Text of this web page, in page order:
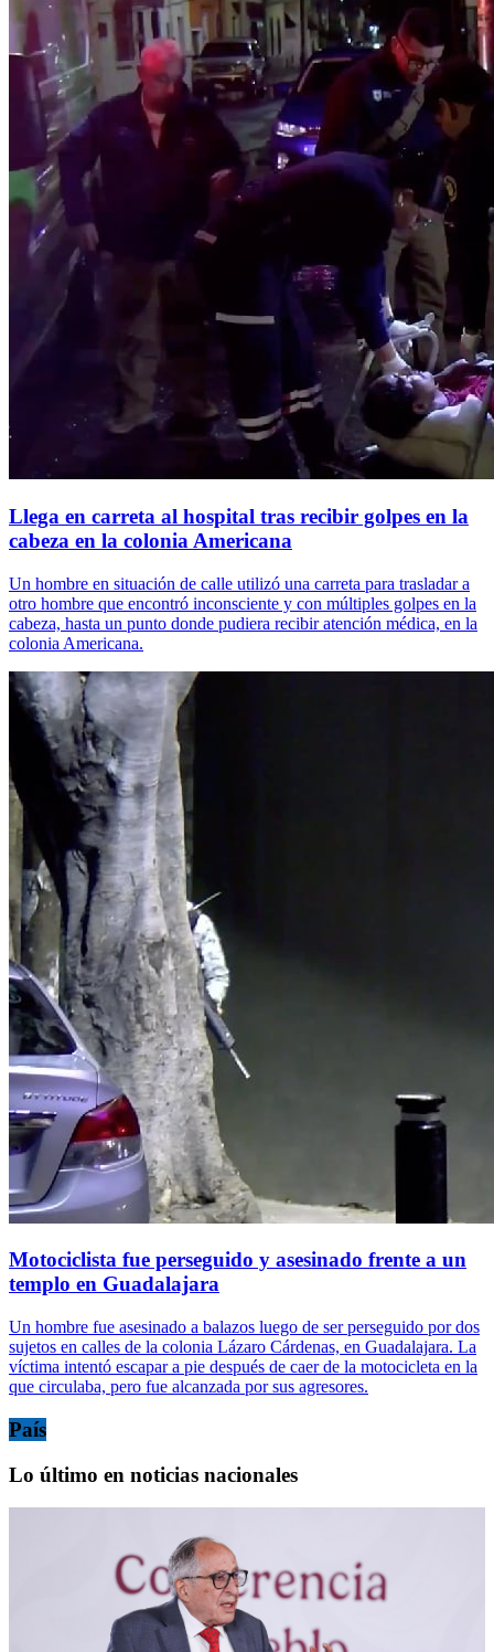
Llega en carreta al hospital tras recibir golpes en la
cabeza en la colonia Americana
Un hombre en situación de calle utilizó una carreta para trasladar a
otro hombre que encontró inconsciente y con múltiples golpes en la
cabeza, hasta un punto donde pudiera recibir atención médica, en la
colonia Americana.
Motociclista fue perseguido y asesinado frente a un
templo en Guadalajara
Un hombre fue asesinado a balazos luego de ser perseguido por dos
sujetos en calles de la colonia Lázaro Cárdenas, en Guadalajara. La
víctima intentó escapar a pie después de caer de la motocicleta en la
que circulaba, pero fue alcanzada por sus agresores.
País
Lo último en noticias nacionales